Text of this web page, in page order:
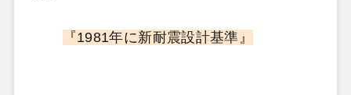
『1981年に新耐震設計基準』